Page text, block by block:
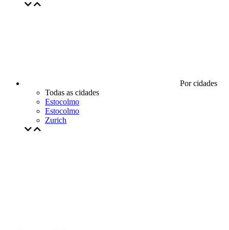
Por cidades
Todas as cidades
Estocolmo
Estocolmo
Zurich